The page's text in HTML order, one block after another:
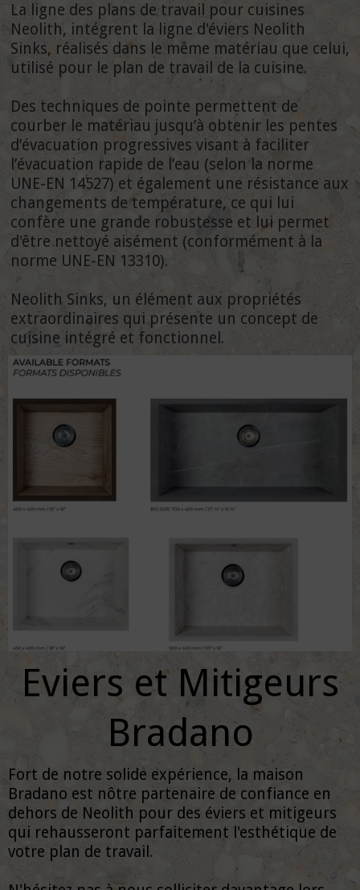
La ligne des plans de travail pour cuisines
Neolith, intégrent la ligne d'éviers Neolith
Sinks, réalisés dans le même matériau que celui,
utilisé pour le plan de travail de la cuisine.
Des techniques de pointe permettent de
courber le matériau jusqu’à obtenir les pentes
d’évacuation progressives visant à faciliter
l’évacuation rapide de l’eau (selon la norme
UNE-EN 14527) et également une résistance aux
changements de température, ce qui lui
confère une grande robustesse et lui permet
d'être nettoyé aisément (conformément à la
norme UNE-EN 13310).
Neolith Sinks, un élément aux propriétés
extraordinaires qui présente un concept de
cuisine intégré et fonctionnel.
Eviers et Mitigeurs
Bradano
Fort de notre solide expérience, la maison
Bradano est nôtre partenaire de confiance en
dehors de Neolith pour des éviers et mitigeurs
qui rehausseront parfaitement l'esthétique de
votre plan de travail.